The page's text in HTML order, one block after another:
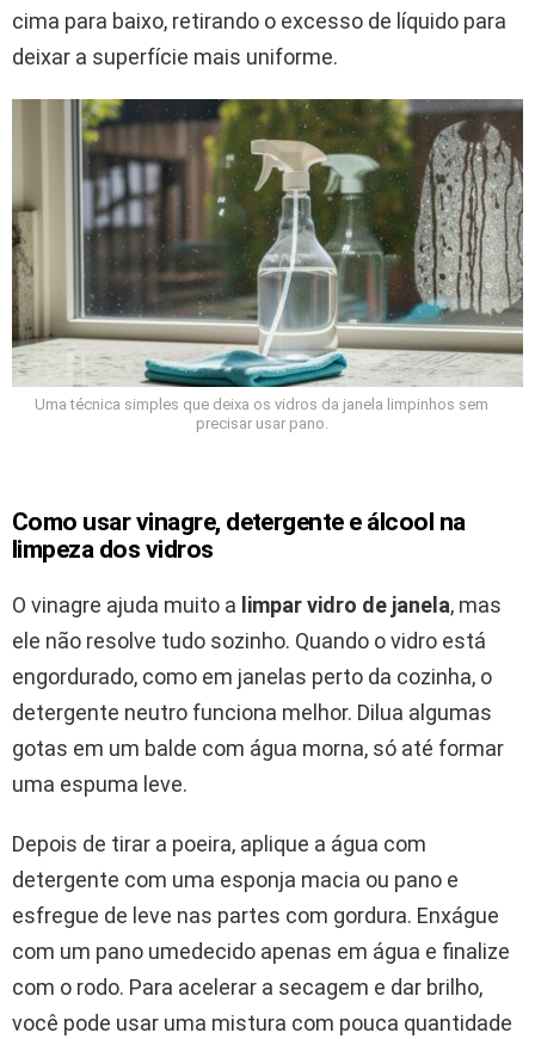
cima para baixo, retirando o excesso de líquido para
deixar a superfície mais uniforme.
Uma técnica simples que deixa os vidros da janela limpinhos sem
precisar usar pano.
Como usar vinagre, detergente e álcool na
limpeza dos vidros
O vinagre ajuda muito a limpar vidro de janela, mas
ele não resolve tudo sozinho. Quando o vidro está
engordurado, como em janelas perto da cozinha, o
detergente neutro funciona melhor. Dilua algumas
gotas em um balde com água morna, só até formar
uma espuma leve.
Depois de tirar a poeira, aplique a água com
detergente com uma esponja macia ou pano e
esfregue de leve nas partes com gordura. Enxágue
com um pano umedecido apenas em água e finalize
com o rodo. Para acelerar a secagem e dar brilho,
você pode usar uma mistura com pouca quantidade